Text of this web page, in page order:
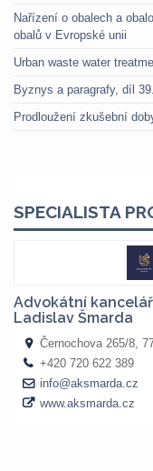
Nařízení o obalech a
obalů v Evropské unii
Urban waste water
Byznys a paragrafy, díl
Prodloužení zkušební